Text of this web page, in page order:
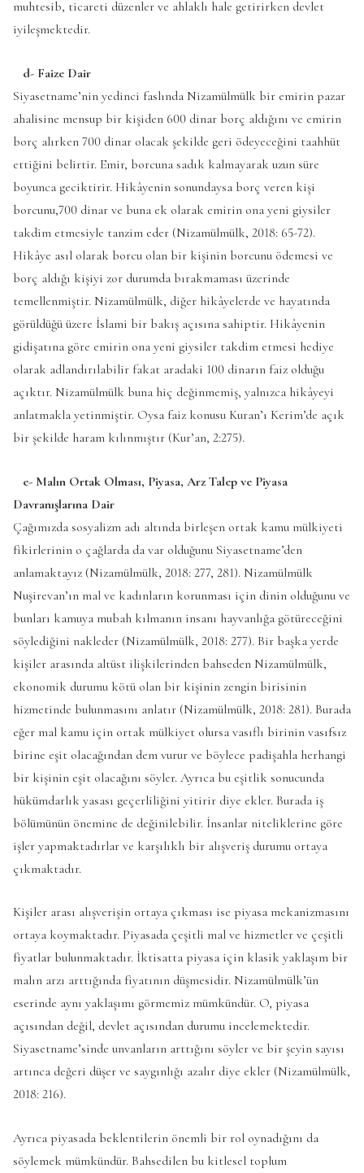
muhtesib, ticareti düzenler ve ahlaklı hale getirirken devlet
iyileşmektedir.
d- Faize Dair
Siyasetname’nin yedinci faslında Nizamülmülk bir emirin pazar
ahalisine mensup bir kişiden 600 dinar borç aldığını ve emirin
borç alırken 700 dinar olacak şekilde geri ödeyeceğini taahhüt
ettiğini belirtir. Emir, borcuna sadık kalmayarak uzun süre
boyunca geciktirir. Hikâyenin sonundaysa borç veren kişi
borcunu,700 dinar ve buna ek olarak emirin ona yeni giysiler
takdim etmesiyle tanzim eder (Nizamülmülk, 2018: 65-72).
Hikâye asıl olarak borcu olan bir kişinin borcunu ödemesi ve
borç aldığı kişiyi zor durumda bırakmaması üzerinde
temellenmiştir. Nizamülmülk, diğer hikâyelerde ve hayatında
görüldüğü üzere İslami bir bakış açısına sahiptir. Hikâyenin
gidişatına göre emirin ona yeni giysiler takdim etmesi hediye
olarak adlandırılabilir fakat aradaki 100 dinarın faiz olduğu
açıktır. Nizamülmülk buna hiç değinmemiş, yalnızca hikâyeyi
anlatmakla yetinmiştir. Oysa faiz konusu Kuran’ı Kerim’de açık
bir şekilde haram kılınmıştır (Kur’an, 2:275).
e- Malın Ortak Olması, Piyasa, Arz Talep ve Piyasa
Davranışlarına Dair
Çağımızda sosyalizm adı altında birleşen ortak kamu mülkiyeti
fikirlerinin o çağlarda da var olduğunu Siyasetname’den
anlamaktayız (Nizamülmülk, 2018: 277, 281). Nizamülmülk
Nuşirevan’ın mal ve kadınların korunması için dinin olduğunu ve
bunları kamuya mubah kılmanın insanı hayvanlığa götüreceğini
söylediğini nakleder (Nizamülmülk, 2018: 277). Bir başka yerde
kişiler arasında altüst ilişkilerinden bahseden Nizamülmülk,
ekonomik durumu kötü olan bir kişinin zengin birisinin
hizmetinde bulunmasını anlatır (Nizamülmülk, 2018: 281). Burada
eğer mal kamu için ortak mülkiyet olursa vasıflı birinin vasıfsız
birine eşit olacağından dem vurur ve böylece padişahla herhangi
bir kişinin eşit olacağını söyler. Ayrıca bu eşitlik sonucunda
hükümdarlık yasası geçerliliğini yitirir diye ekler. Burada iş
bölümünün önemine de değinilebilir. İnsanlar niteliklerine göre
işler yapmaktadırlar ve karşılıklı bir alışveriş durumu ortaya
çıkmaktadır.
Kişiler arası alışverişin ortaya çıkması ise piyasa mekanizmasını
ortaya koymaktadır. Piyasada çeşitli mal ve hizmetler ve çeşitli
fiyatlar bulunmaktadır. İktisatta piyasa için klasik yaklaşım bir
malın arzı arttığında fiyatının düşmesidir. Nizamülmülk’ün
eserinde aynı yaklaşımı görmemiz mümkündür. O, piyasa
açısından değil, devlet açısından durumu incelemektedir.
Siyasetname’sinde unvanların arttığını söyler ve bir şeyin sayısı
artınca değeri düşer ve saygınlığı azalır diye ekler (Nizamülmülk,
2018: 216).
Ayrıca piyasada beklentilerin önemli bir rol oynadığını da
söylemek mümkündür. Bahsedilen bu kitlesel toplum